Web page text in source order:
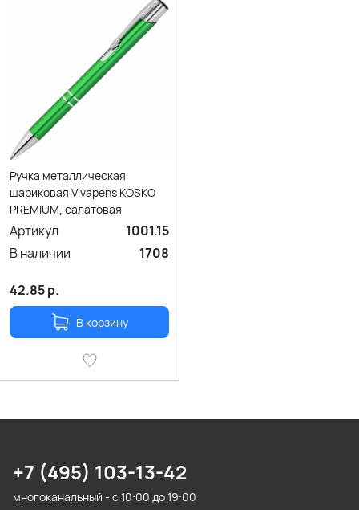
Ручка металлическая
шариковая Vivapens KOSKO
PREMIUM, салатовая
Артикул
1001.15
В наличии
1708
42.85р.
В корзину
+7 (495) 103-13-42
многоканальный - с 10:00 до 19:00